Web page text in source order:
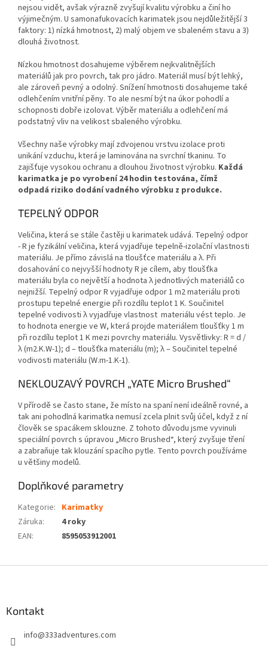
nejsou vidět, avšak výrazně zvyšují kvalitu výrobku a činí ho
výjimečným. U samonafukovacích karimatek jsou nejdůležitější 3
faktory: 1) nízká hmotnost, 2) malý objem ve sbaleném stavu a 3)
dlouhá životnost.
Nízkou hmotnost dosahujeme výběrem nejkvalitnějších
materiálů jak pro povrch, tak pro jádro. Materiál musí být lehký,
ale zároveň pevný a odolný. Snížení hmotnosti dosahujeme také
odlehčením vnitřní pěny. To ale nesmí být na úkor pohodlí a
schopnosti dobře izolovat. Výběr materiálu a odlehčení má
podstatný vliv na velikost sbaleného výrobku.
Všechny naše výrobky mají zdvojenou vrstvu izolace proti
unikání vzduchu, která je laminována na svrchní tkaninu. To
zajišťuje vysokou ochranu a dlouhou životnost výrobku. Každá
karimatka je po vyrobení 24 hodin testována, čímž
odpadá riziko dodání vadného výrobku z produkce.
TEPELNÝ ODPOR
Veličina, která se stále častěji u karimatek udává. Tepelný odpor
- R je fyzikální veličina, která vyjadřuje tepelně-izolační vlastnosti
materiálu. Je přímo závislá na tloušťce materiálu a λ. Při
dosahování co nejvyšší hodnoty R je cílem, aby tloušťka
materiálu byla co největší a hodnota λ jednotlivých materiálů co
nejnižší. Tepelný odpor R vyjadřuje odpor 1 m2 materiálu proti
prostupu tepelné energie při rozdílu teplot 1 K. Součinitel
tepelné vodivosti λ vyjadřuje vlastnost materiálu vést teplo. Je
to hodnota energie ve W, která projde materiálem tloušťky 1 m
při rozdílu teplot 1 K mezi povrchy materiálu. Vysvětlivky: R = d /
λ (m2.K.W-1); d – tloušťka materiálu (m); λ – Součinitel tepelné
vodivosti materiálu (W.m-1.K-1).
NEKLOUZAVÝ POVRCH „YATE Micro Brushed“
V přírodě se často stane, že místo na spaní není ideálně rovné, a
tak ani pohodlná karimatka nemusí zcela plnit svůj účel, když z ní
člověk se spacákem sklouzne. Z tohoto důvodu jsme vyvinuli
speciální povrch s úpravou „Micro Brushed“, který zvyšuje tření
a zabraňuje tak klouzání spacího pytle. Tento povrch používáme
u většiny modelů.
Doplňkové parametry
Kategorie: Karimatky
Záruka:
4 roky
EAN: 8595053912001
Kontakt
info@333adventures.com